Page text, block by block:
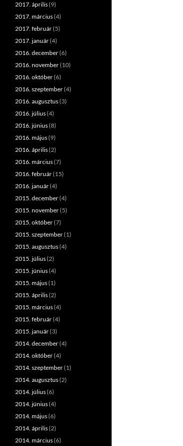
2017. április(9)
2017. március(4)
2017. február(5)
2017. január(4)
2016. december(6)
2016. november(10)
2016. október(6)
2016. szeptember(4)
2016. augusztus(3)
2016. július(4)
2016. június(8)
2016. május(9)
2016. április(2)
2016. március(7)
2016. február(15)
2016. január(4)
2015. december(4)
2015. november(5)
2015. október(7)
2015. szeptember(1)
2015. augusztus(4)
2015. július(2)
2015. június(4)
2015. május(1)
2015. április(2)
2015. március(4)
2015. február(4)
2015. január(3)
2014. december(4)
2014. október(4)
2014. szeptember(1)
2014. augusztus(2)
2014. július(6)
2014. június(4)
2014. május(6)
2014. április(2)
2014. március(6)